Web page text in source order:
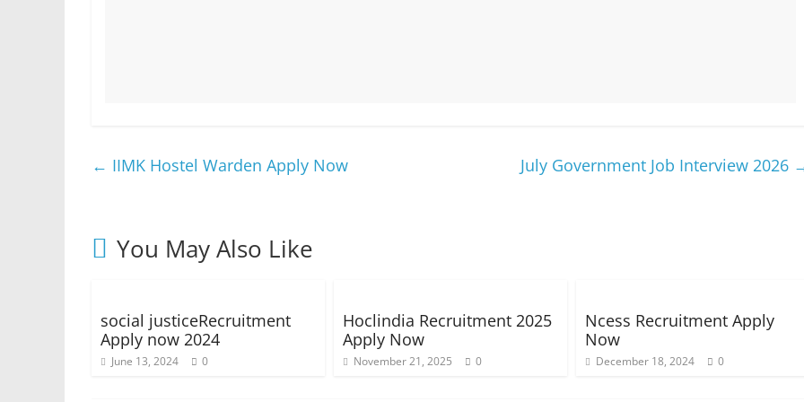
← IIMK Hostel Warden Apply Now July Government Job Interview 2026
You May Also Like
social justiceRecruitment
Apply now 2024
June 13, 2024 0
Hoclindia Recruitment 2025
Apply Now
November 21, 2025 0
Ncess Recruitment Apply
Now
December 18, 2024 0